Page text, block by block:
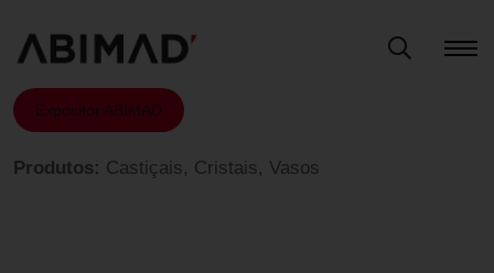
Expositor ABIMAD
Produtos: Castiçais, Cristais, Vasos